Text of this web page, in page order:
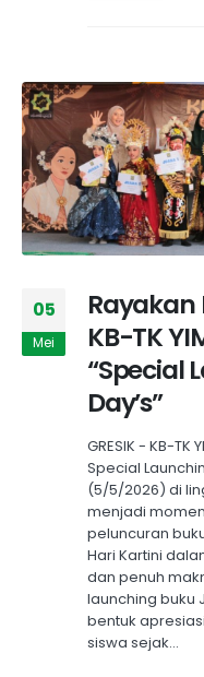
05
Mei
Rayakan
KB-TK
“Special
Day’s”
GRESIK - KB-
Special
(5/5/2026) di
menjadi
peluncuran
Hari Kartini
dan penuh
launching buku
bentuk
siswa sejak...